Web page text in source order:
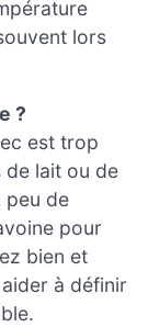
lors
?
est trop
de lait ou de
peu de
pour
bien et
à définir